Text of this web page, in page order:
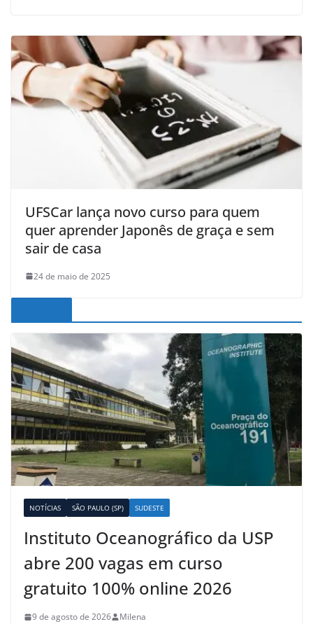
UFSCar lança novo curso para quem
quer aprender Japonês de graça e sem
sair de casa
24 de maio de 2025
NOTÍCIAS SÃO PAULO (SP) SUDESTE
Instituto Oceanográfico da USP
abre 200 vagas em curso
gratuito 100% online 2026
9 de agosto de 2026 Milena